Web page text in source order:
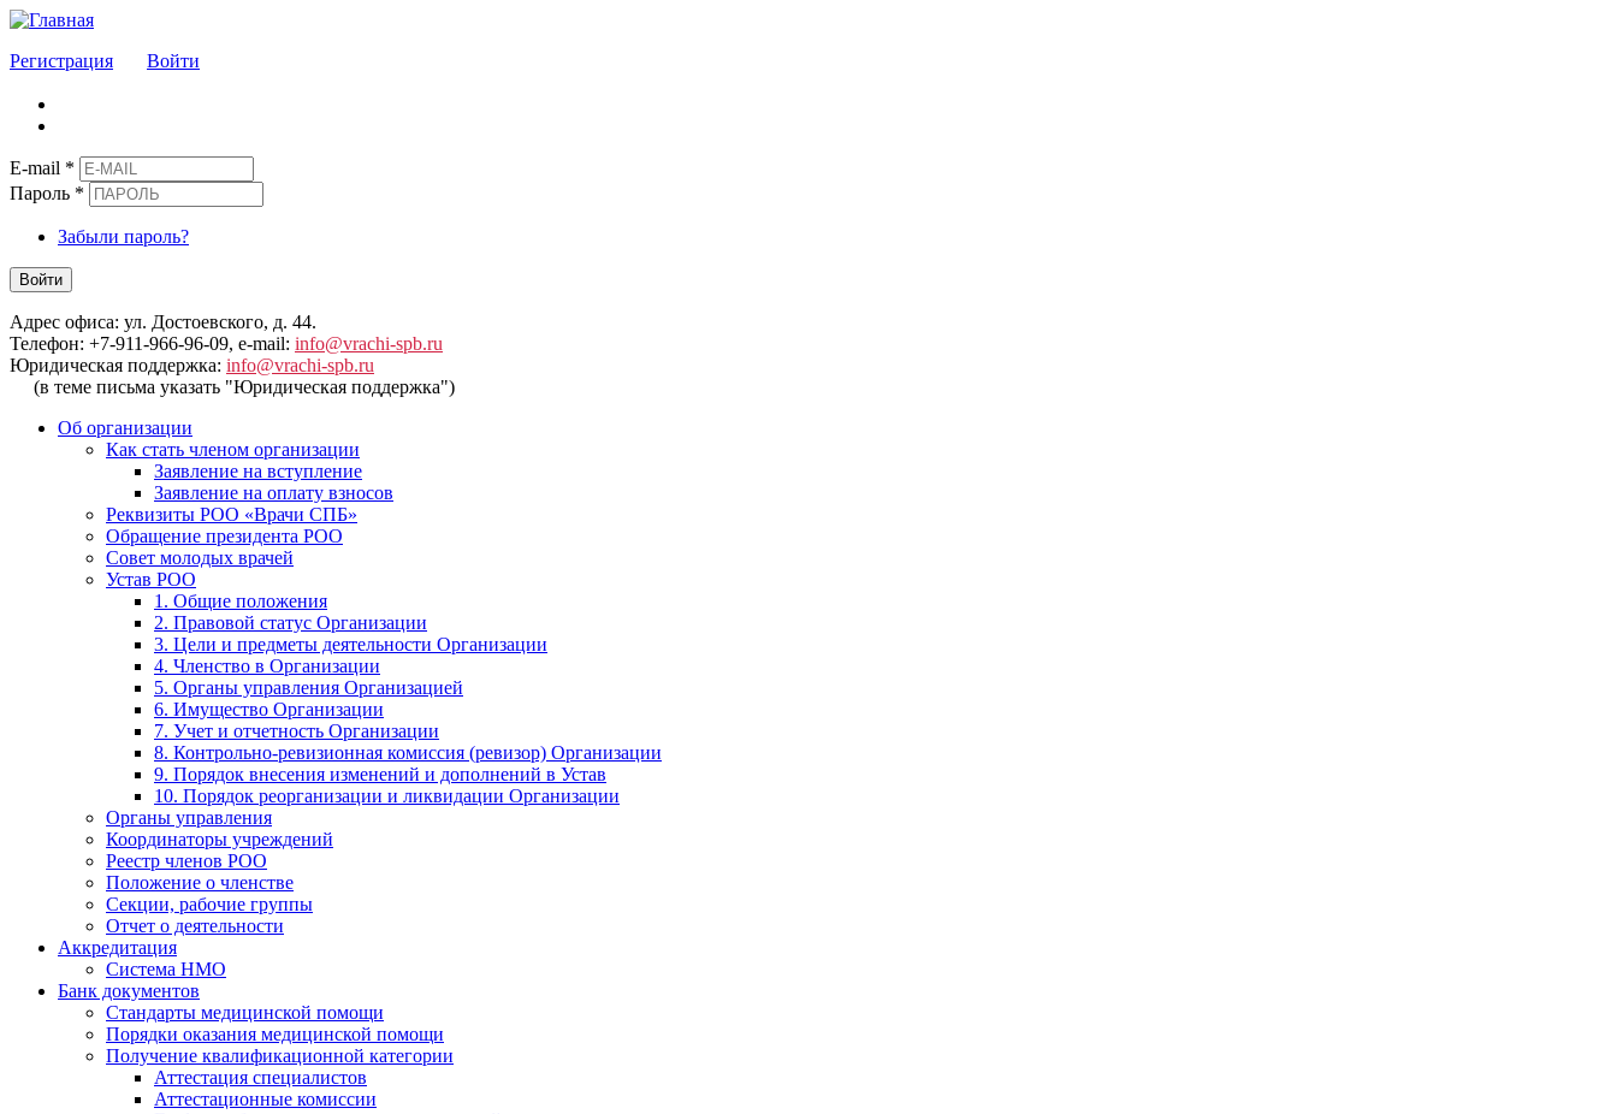
Регистрация Войти
E-mail *
Пароль *
Забыли пароль?
Войти
Адрес офиса: ул. Достоевского, д. 44.
Телефон: +7-911-966-96-09, e-mail: info@vrachi-spb.ru
Юридическая поддержка: info@vrachi-spb.ru
(в теме письма указать "Юридическая поддержка")
Об организации
Как стать членом организации
Заявление на вступление
Заявление на оплату взносов
Реквизиты РОО «Врачи СПБ»
Обращение президента РОО
Совет молодых врачей
Устав РОО
1. Общие положения
2. Правовой статус Организации
3. Цели и предметы деятельности Организации
4. Членство в Организации
5. Органы управления Организацией
6. Имущество Организации
7. Учет и отчетность Организации
8. Контрольно-ревизионная комиссия (ревизор) Организации
9. Порядок внесения изменений и дополнений в Устав
10. Порядок реорганизации и ликвидации Организации
Органы управления
Координаторы учреждений
Реестр членов РОО
Положение о членстве
Секции, рабочие группы
Отчет о деятельности
Аккредитация
Система НМО
Банк документов
Стандарты медицинской помощи
Порядки оказания медицинской помощи
Получение квалификационной категории
Аттестация специалистов
Аттестационные комиссии